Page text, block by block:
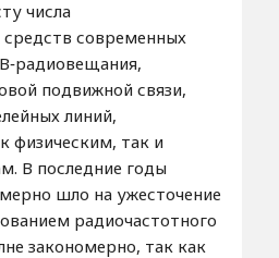
числа
современных
подвижной связи,
линий,
физическим, так и
В последние годы
шло на ужесточение
радиочастотного
закономерно, так как